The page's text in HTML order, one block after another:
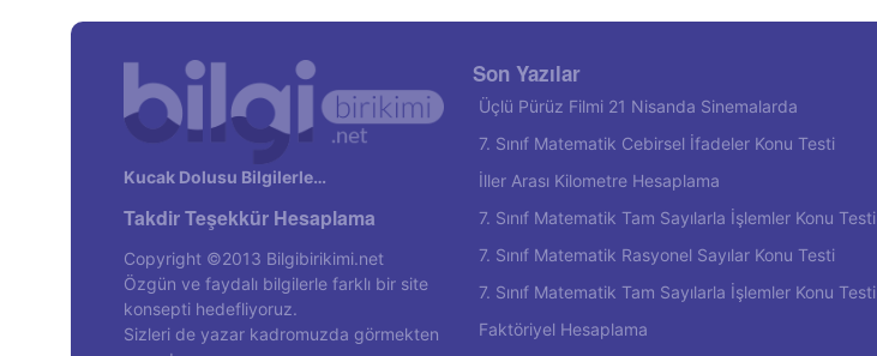
Kucak Dolusu Bilgilerle…
Takdir Teşekkür Hesaplama
Copyright ©2013 Bilgibirikimi.net
Özgün ve faydalı bilgilerle farklı bir site
konsepti hedefliyoruz.
Sizleri de yazar kadromuzda görmekten
Son Yazılar
Üçlü Pürüz Filmi 21 Nisanda Sinemalarda
7. Sınıf Matematik Cebirsel İfadeler Konu Testi
İller Arası Kilometre Hesaplama
7. Sınıf Matematik Tam Sayılarla İşlemler Konu Testi
7. Sınıf Matematik Rasyonel Sayılar Konu Testi
7. Sınıf Matematik Tam Sayılarla İşlemler Konu Testi
Faktöriyel Hesaplama